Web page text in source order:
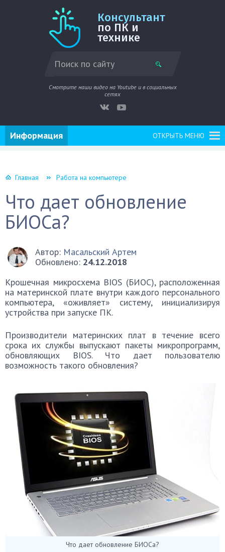
Консультант
по ПК и
технике
Смотрите наши видео на Youtube и в социальных
сетях
ОТКРЫТЬ МЕНЮ
Информация
Главная Работа на компьютере
Что дает обновление
БИОСа?
Автор: Масальский Артем
Обновлено: 24.12.2018
Крошечная микросхема BIOS (БИОС), расположенная
на материнской плате внутри каждого персонального
компьютера, «оживляет» систему, инициализируя
устройства при запуске ПК.
Производители материнских плат в течение всего
срока их службы выпускают пакеты микропрограмм,
обновляющих BIOS. Что дает пользователю
возможность такого обновления?
Что дает обновление БИОСа?